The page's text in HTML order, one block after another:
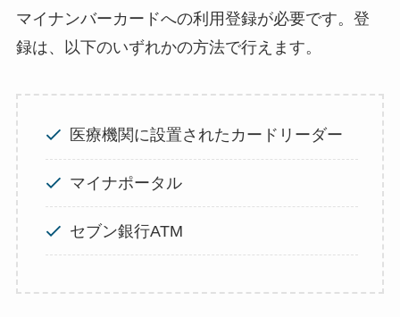
マイナンバーカードへの利用登録が必要です。登
録は、以下のいずれかの方法で行えます。
医療機関に設置されたカードリーダー
マイナポータル
セブン銀行ATM